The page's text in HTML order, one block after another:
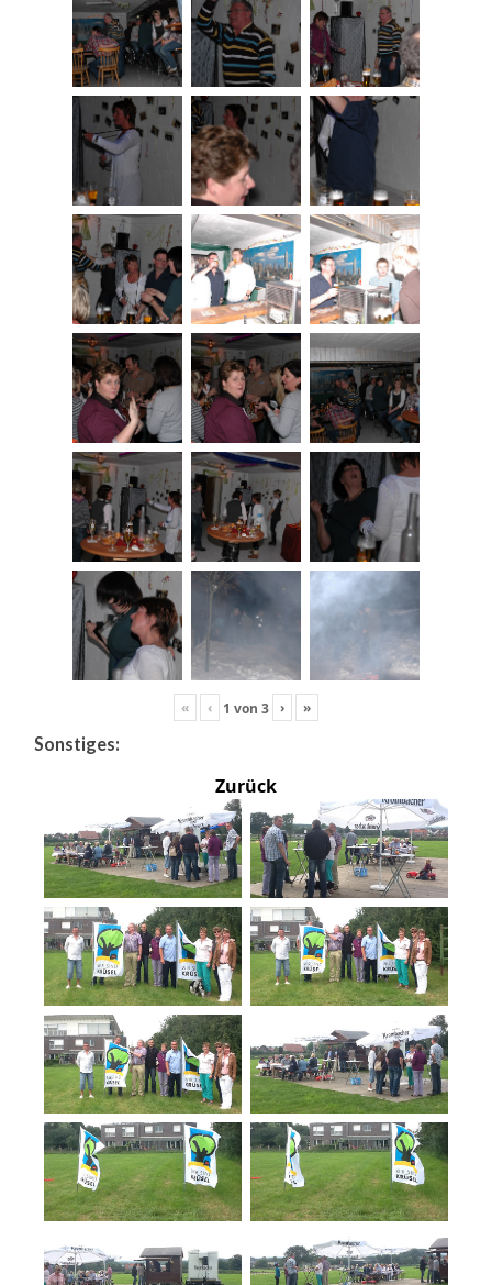
« ‹ 1 von 3 › »
Sonstiges:
Zurück